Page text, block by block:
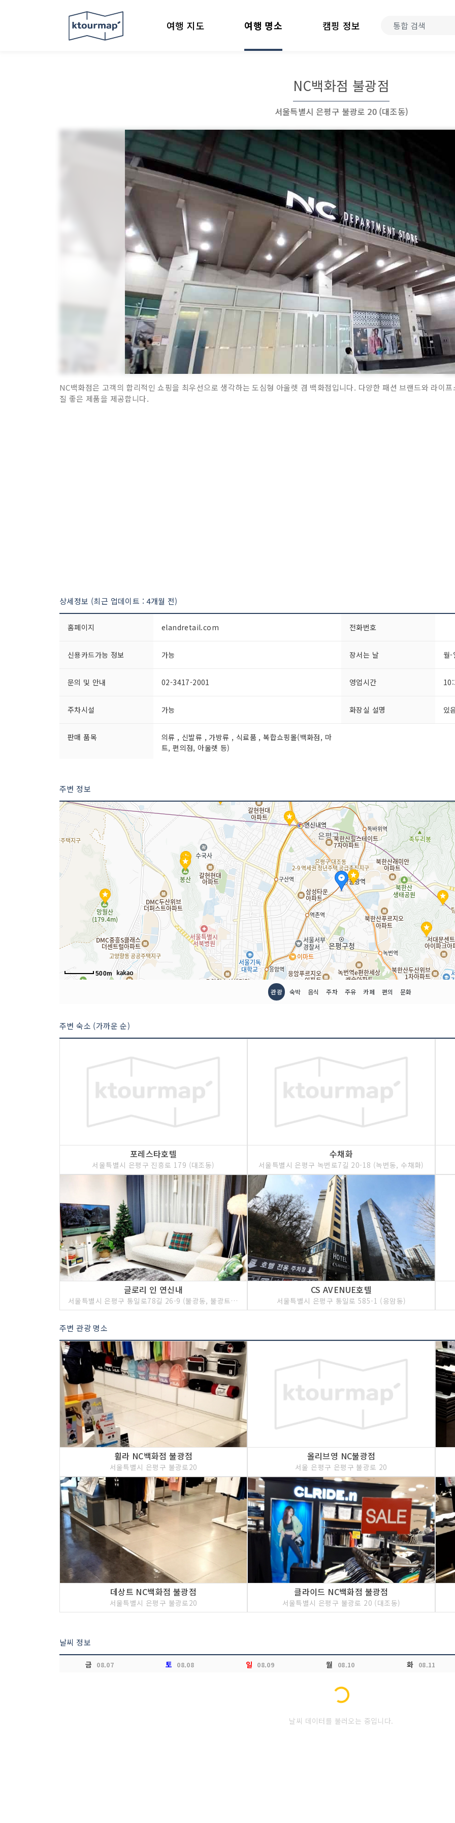
여행 지도 여행 명소 캠핑 정보
NC백화점 불광점
서울특별시 은평구 불광로 20 (대조동)
NC백화점은 고객의 합리적인 쇼핑을 최우선으로 생각하는 도심형 아울렛 겸 백화점입니다. 다양한 패션 브랜드와 라이
질 좋은 제품을 제공합니다.
상세정보 (최근 업데이트 : 4개월 전)
홈페이지 elandretail.com 전화번호
신용카드가능 정보 가능 장서는 날 월-
문의 및 안내 02-3417-2001 영업시간
주차시설 가능 화장실 설명 있
판매 품목
의류 , 신발류 , 가방류 , 식료품 , 복합쇼핑몰(백화점, 마
트, 편의점, 아울렛 등)
주변 정보
500m
관광 숙박 음식 주차 주유 카페 편의 문화
주변 숙소 (가까운 순)
포레스타호텔
서울특별시 은평구 진흥로 179 (대조동)
수채화
서울특별시 은평구 녹번로7길 20-18 (녹번동, 수채화)
글로리 인 연신내
서울특별시 은평구 통일로78길 26-9 (불광동, 불광트레비앙)
CS AVENUE호텔
서울특별시 은평구 통일로 585-1 (응암동)
주변 관광 명소
휠라 NC백화점 불광점
서울특별시 은평구 불광로20
올리브영 NC불광점
서울 은평구 은평구 불광로 20
데상트 NC백화점 불광점
서울특별시 은평구 불광로20
클라이드 NC백화점 불광점
서울특별시 은평구 불광로 20 (대조동)
날씨 정보
금 08.07 토 08.08 일 08.09 월 08.10 화 08.11
Loading...
날씨 데이터를 불러오는 중입니다.